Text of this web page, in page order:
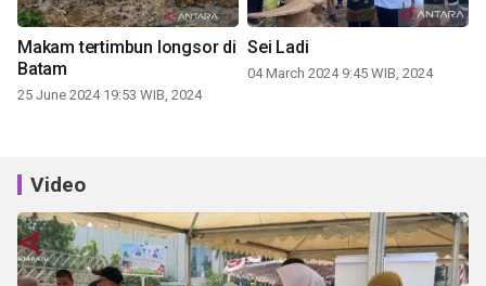
Makam tertimbun longsor di
Batam
25 June 2024 19:53 WIB, 2024
Sei Ladi
04 March 2024 9:45 WIB, 2024
Video